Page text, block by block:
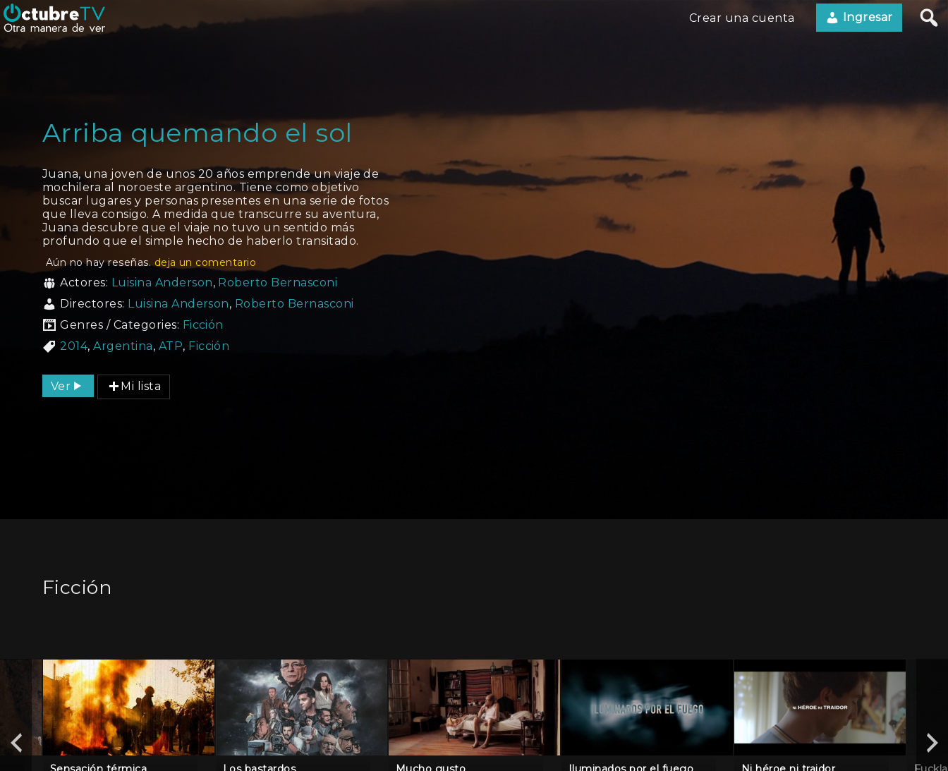
Crear una cuenta Ingresar
Arriba quemando el sol
Juana, una joven de unos 20 años emprende un viaje de
mochilera al noroeste argentino. Tiene como objetivo
buscar lugares y personas presentes en una serie de fotos
que lleva consigo. A medida que transcurre su aventura,
Juana descubre que el viaje no tuvo un sentido más
profundo que el simple hecho de haberlo transitado.
Aún no hay reseñas. deja un comentario
Actores: Luisina Anderson, Roberto Bernasconi
Directores: Luisina Anderson, Roberto Bernasconi
Genres / Categories: Ficción
2014,Argentina, ATP, Ficción
Ver Mi lista
Ficción